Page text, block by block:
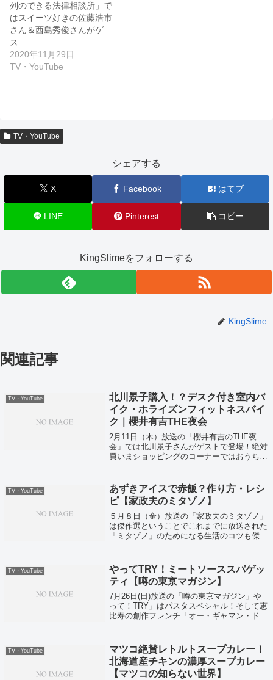
列のできる法律相談所」で
はスイーツ好きの佐藤浩市
さん＆西島秀俊さんがゲ
ス…
2020年11月29日
TV・YouTube
TV・YouTube
シェアする
X Facebook はてブ
LINE Pinterest コピー
KingSlimeをフォローする
KingSlime
関連記事
TV・YouTube
北川景子購入！？デスク付き室内バ
イク・ホライズンフィットネスバイ
ク｜櫻井有吉THE夜会
2月11日（木）放送の「櫻井有吉のTHE夜
会」では北川景子さんがゲストで登場！絶対
買いまショッピングのコーナーではおうちで
TV・YouTube
あずきアイスで赤飯？作り方・レシ
ピ【家政夫のミタゾノ】
５月８日（金）放送の「家政夫のミタゾノ」
は傑作選ということでこれまでに放送された
「ミタゾノ」のためになる生活のコツも傑作
TV・YouTube
やってTRY！ミートソーススパゲッ
ティ【噂の東京マガジン】
7月26日(日)放送の「噂の東京マガジン」や
って！TRY」はパスタスペシャル！そして恵
比寿の創作フレンチ「オー・ギャマン・ド・
ィのレシピを紹介してくれました！
TV・YouTube
マツコ絶賛レトルトスープカレー！
北海道産チキンの濃厚スープカレー
【マツコの知らない世界】